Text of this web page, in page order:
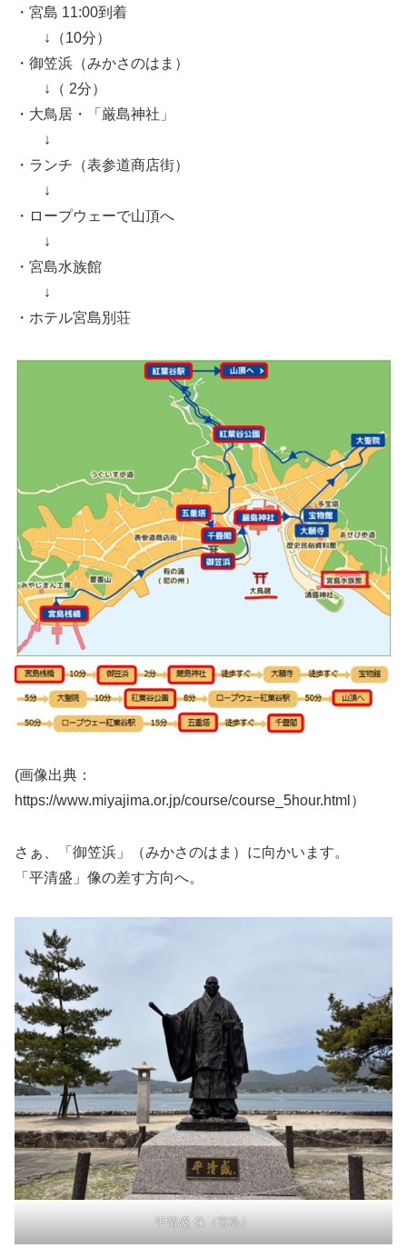
・宮島 11:00到着
↓（10分）
・御笠浜（みかさのはま）
↓（ 2分）
・大鳥居・「厳島神社」
↓
・ランチ（表参道商店街）
↓
・ロープウェーで山頂へ
↓
・宮島水族館
↓
・ホテル宮島別荘
(画像出典：
https://www.miyajima.or.jp/course/course_5hour.html）
さぁ、「御笠浜」（みかさのはま）に向かいます。
「平清盛」像の差す方向へ。
平清盛 像（宮島）